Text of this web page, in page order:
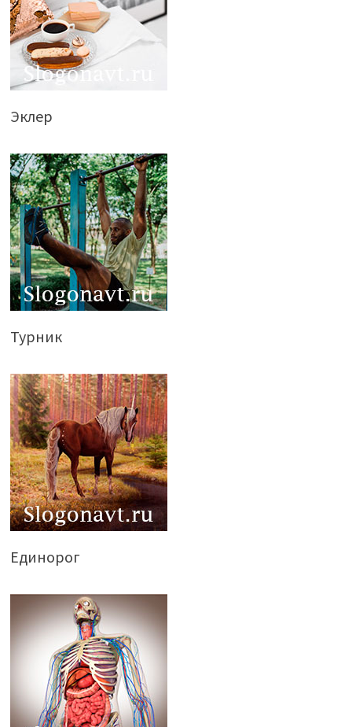
Эклер
Турник
Единорог